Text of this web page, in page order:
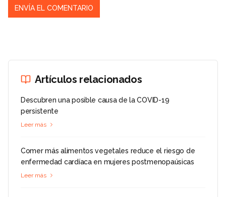
Artículos relacionados
Descubren una posible causa de la COVID-19
persistente
Leer más
Comer más alimentos vegetales reduce el riesgo de
enfermedad cardíaca en mujeres postmenopaúsicas
Leer más